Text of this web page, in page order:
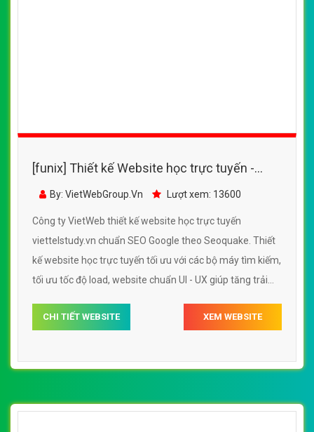
[funix] Thiết kế Website học trực tuyến -
viettelstudy.vn - VietWebGroup.Vn
By: VietWebGroup.Vn Lượt xem: 13600
Công ty VietWeb thiết kế website học trực tuyến
viettelstudy.vn chuẩn SEO Google theo Seoquake. Thiết
kế website học trực tuyến tối ưu với các bộ máy tìm kiếm,
tối ưu tốc độ load, website chuẩn UI - UX giúp tăng trải
viettelstudy.vn
CHI TIẾT WEBSITE XEM WEBSITE